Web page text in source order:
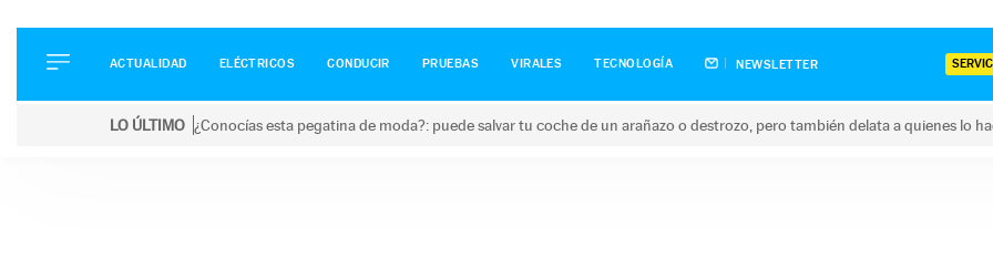
ELÉCTRICOS
CONDUCIR
ACTUALIDAD ELÉCTRICOS CONDUCIR PRUEBAS VIRALES TECNOLOGÍA NEWSLETTER
LO ÚLTIMO ¿Conocías esta pegatina de moda?: puede salvar tu coche de un arañazo o destrozo, pero también delata a quienes lo